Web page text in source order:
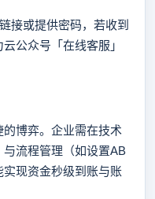
或提供密码，若收到
公众号「在线客服」
博弈。企业需在技术
流程管理（如设置AB
现资金秒级到账与账